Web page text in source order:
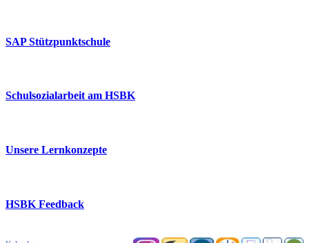
SAP Stützpunktschule
Schulsozialarbeit am HSBK
Unsere Lernkonzepte
HSBK Feedback